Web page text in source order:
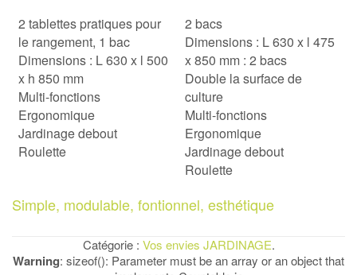
2 tablettes pratiques pour
le rangement, 1 bac
Dimensions : L 630 x l 500
x h 850 mm
Multi-fonctions
Ergonomique
Jardinage debout
Roulette
2 bacs
Dimensions : L 630 x l 475
x 850 mm : 2 bacs
Double la surface de
culture
Multi-fonctions
Ergonomique
Jardinage debout
Roulette
Simple, modulable, fontionnel, esthétique
Catégorie : Vos envies JARDINAGE.
Warning: sizeof(): Parameter must be an array or an object that